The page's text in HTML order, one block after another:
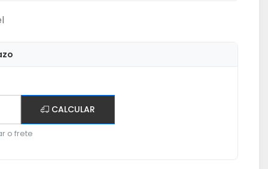
CALCULAR
o frete